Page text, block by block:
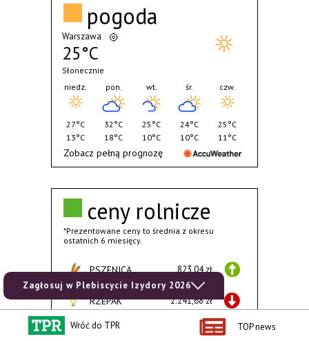
ceny rolnicze
*Prezentowane ceny to średnia z okresu
ostatnich 6 miesięcy.
PSZENICA 823,04 zł
RZEPAK 2.241,68 zł
KUKURYDZA 844,71 zł
pogoda
Warszawa
25°C
Słonecznie
niedz.
27°C
13°C
pon.
32°C
18°C
wt.
25°C
10°C
śr.
24°C
10°C
czw.
25°C
11°C
Zobacz pełną prognozę
Zagłosuj w Plebiscycie Izydory 2026
Wróć do TPR TOP news